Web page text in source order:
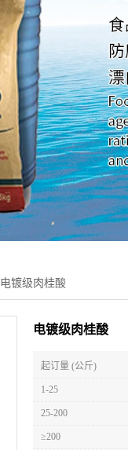
电镀级肉桂酸
电镀级肉桂酸
起订量 (公斤)
1-25
25-200
≥200